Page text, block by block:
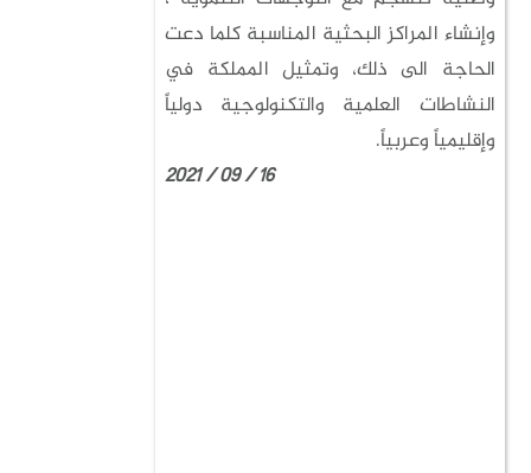
وإنشاء المراكز البحثية المناسبة كلما دعت
الحاجة الى ذلك، وتمثيل المملكة في
النشاطات العلمية والتكنولوجية دولياً
وإقليمياً وعربياً.